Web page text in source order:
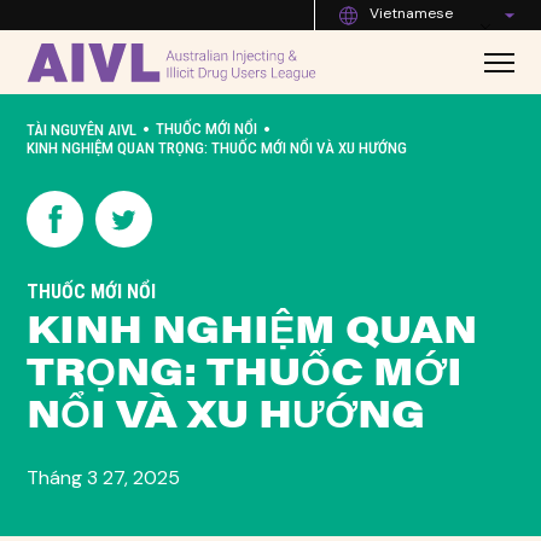
Vietnamese
TÀI NGUYÊN AIVL • THUỐC MỚI NỔI •
KINH NGHIỆM QUAN TRỌNG: THUỐC MỚI NỔI VÀ XU HƯỚNG
THUỐC MỚI NỔI
KINH NGHIỆM QUAN
TRỌNG: THUỐC MỚI
NỔI VÀ XU HƯỚNG
Tháng 3 27, 2025